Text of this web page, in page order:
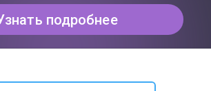
подробнее